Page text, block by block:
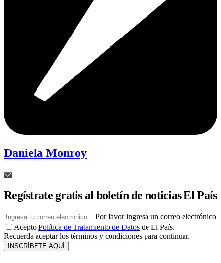
Daniela Monroy
Regístrate gratis al boletín de noticias El País
Por favor ingresa un correo electrónico
Acepto Política de Tratamiento de Datos de El País.
Recuerda aceptar los términos y condiciones para continuar.
INSCRÍBETE AQUÍ